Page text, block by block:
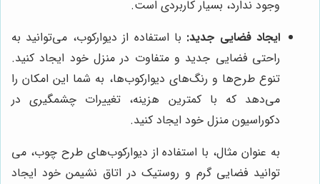
وجود ندارد، بسیار کاربردی است.
ایجاد فضایی جدید: با استفاده از دیوارکوب، می‌توانید به
راحتی فضایی جدید و متفاوت در منزل خود ایجاد کنید.
تنوع طرح‌ها و رنگ‌های دیوارکوب‌ها، به شما این امکان را
می‌دهد که با کمترین هزینه، تغییرات چشمگیری در
دکوراسیون منزل خود ایجاد کنید.
به عنوان مثال، با استفاده از دیوارکوب‌های طرح چوب، می
توانید فضایی گرم و روستیک در اتاق نشیمن خود ایجاد